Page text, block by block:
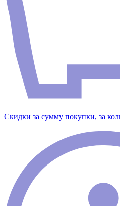
Скидки за сумму покупки, за